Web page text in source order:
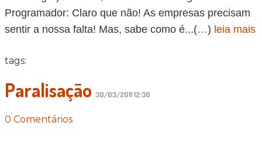
Programador: Claro que não! As empresas precisam
sentir a nossa falta! Mas, sabe como é...(…) leia mais
tags:
Paralisação 30/03/2011 12:30
0 Comentários